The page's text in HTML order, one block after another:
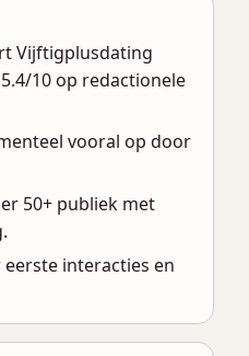
Vijftigplusdating
10 op redactionele
vooral op door
50+ publiek met
interacties en